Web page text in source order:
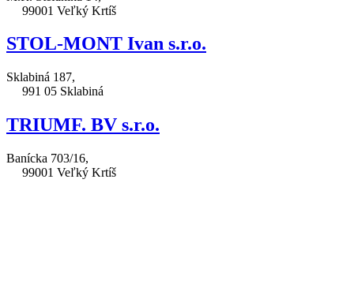
99001 Veľký Krtíš
STOL-MONT Ivan s.r.o.
Sklabiná 187,
991 05 Sklabiná
TRIUMF. BV s.r.o.
Banícka 703/16,
99001 Veľký Krtíš